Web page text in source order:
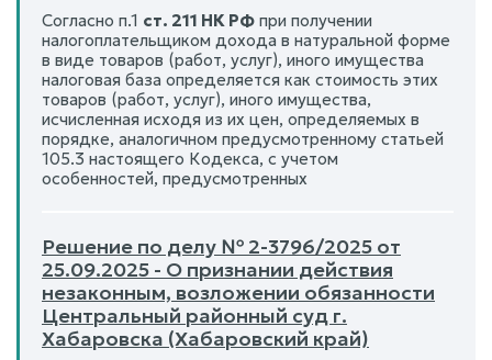
Согласно п.1 ст. 211 НК РФ при получении
налогоплательщиком дохода в натуральной форме
в виде товаров (работ, услуг), иного имущества
налоговая база определяется как стоимость этих
товаров (работ, услуг), иного имущества,
исчисленная исходя из их цен, определяемых в
порядке, аналогичном предусмотренному статьей
105.3 настоящего Кодекса, с учетом
особенностей, предусмотренных
Решение по делу № 2-3796/2025 от
25.09.2025 - О признании действия
незаконным, возложении обязанности
Центральный районный суд г.
Хабаровска (Хабаровский край)